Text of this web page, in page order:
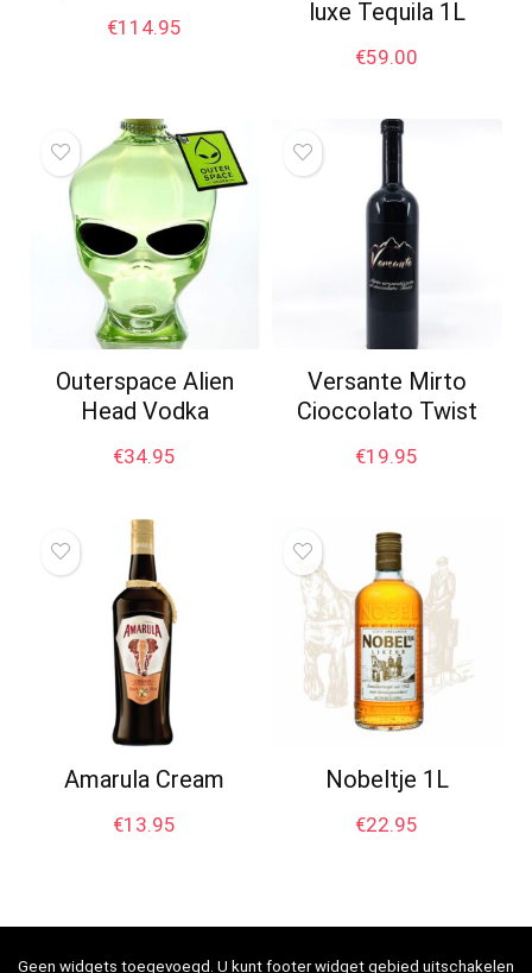
€114.95
luxe Tequila 1L
€59.00
Outerspace Alien
Head Vodka
€34.95
Versante Mirto
Cioccolato Twist
€19.95
Amarula Cream
€13.95
Nobeltje 1L
€22.95
Geen widgets toegevoegd. U kunt footer widget gebied uitschakelen